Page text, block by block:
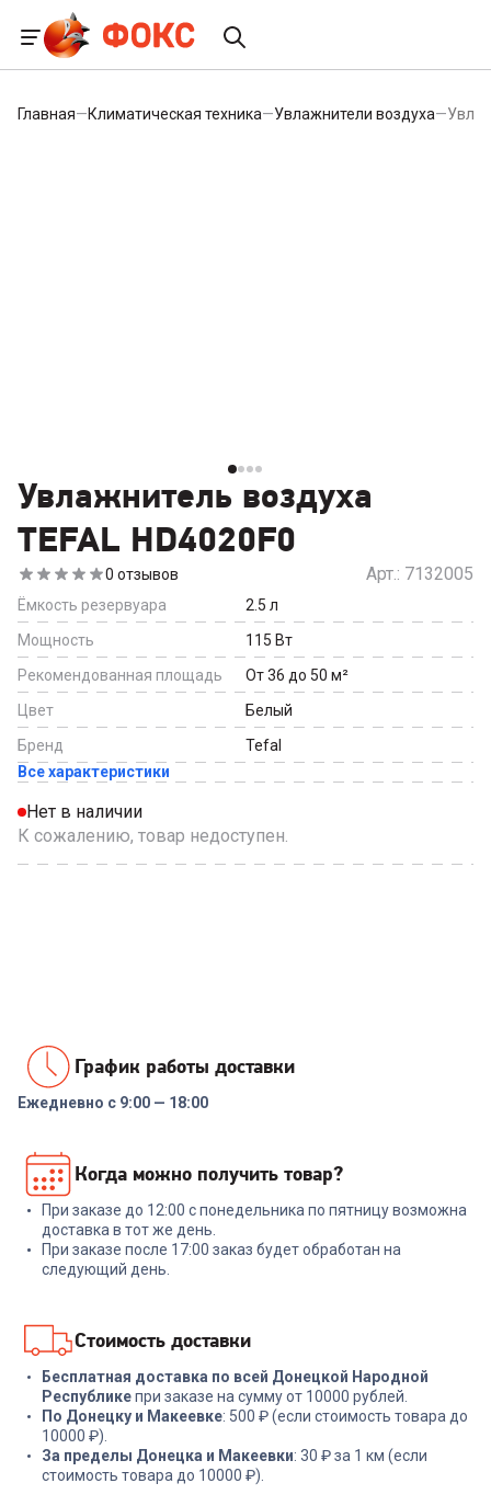
Главная—Климатическая техника—Увлажнители воздуха—
Увлажнитель воздуха
TEFAL HD4020F0
0 отзывов Арт.: 7132005
Ёмкость резервуара 2.5 л
Мощность
115 Вт
Рекомендованная площадь
От 36 до 50 м²
Цвет
Белый
Бренд
Tefal
Все характеристики
Нет в наличии
К сожалению, товар недоступен.
График работы доставки
Ежедневно с 9:00 — 18:00
Когда можно получить товар?
При заказе до 12:00 с понедельника по пятницу возможна
доставка в тот же день.
При заказе после 17:00 заказ будет обработан на
следующий день.
Стоимость доставки
Бесплатная доставка по всей Донецкой Народной
Республикепри заказе на сумму от 10000 рублей.
По Донецку и Макеевке: 500 ₽ (если стоимость товара до
10000 ₽).
За пределы Донецка и Макеевки: 30 ₽ за 1 км (если
стоимость товара до 10000 ₽).